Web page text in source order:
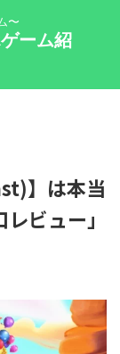
〜
ーム紹
】は本当
ビュー」